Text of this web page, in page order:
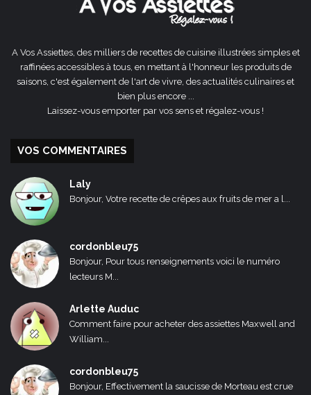
A Vos Assiettes, des milliers de recettes de cuisine illustrées simples et
raffinées accessibles à tous, en mettant à l'honneur les produits de
saisons, c'est également de l'art de vivre, des actualités culinaires et
bien plus encore ...
Laissez-vous emporter par vos sens et régalez-vous !
VOS COMMENTAIRES
Laly
Bonjour, Votre recette de crêpes aux fruits de mer a l...
cordonbleu75
Bonjour, Pour tous renseignements voici le numéro
lecteurs M...
Arlette Auduc
Comment faire pour acheter des assiettes Maxwell and
William...
cordonbleu75
Bonjour, Effectivement la saucisse de Morteau est crue